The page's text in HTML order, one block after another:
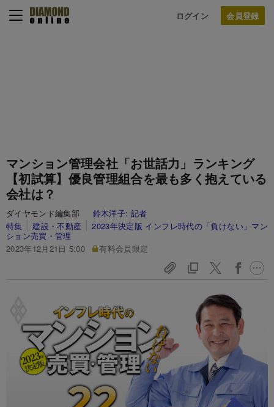
ログイン
マンション管理会社「お世話力」ランキング
【初試算】優良管理組合を最も多く抱えている
会社は？
ダイヤモンド編集部 鈴木洋子: 記者
特集
建設・不動産
2023年決定版 インフレ時代の「負けない」マン
ション売買・管理
2023年12月21日 5:00
有料会員限定